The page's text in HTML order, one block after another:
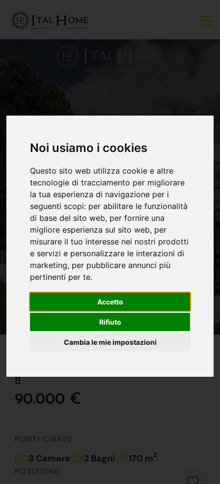
Noi usiamo i cookies
Questo sito web utilizza cookie e altre
tecnologie di tracciamento per migliorare
la tua esperienza di navigazione per i
seguenti scopi: per abilitare le funzionalità
di base del sito web, per fornire una
migliore esperienza sul sito web, per
misurare il tuo interesse nei nostri prodotti
e servizi e personalizzare le interazioni di
marketing, per pubblicare annunci più
pertinenti per te.
Accetto
Rifiuto
Cambia le mie impostazioni
VENDUTO
!!
90.000 €
PUNTI CHIAVE:
3 Camere 2 Bagni 170 m2
POSIZIONE: